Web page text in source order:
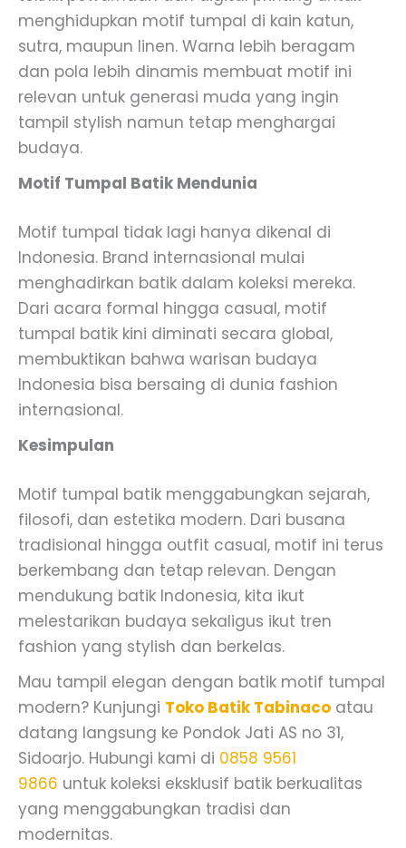
menghidupkan motif tumpal di kain katun,
sutra, maupun linen. Warna lebih beragam
dan pola lebih dinamis membuat motif ini
relevan untuk generasi muda yang ingin
tampil stylish namun tetap menghargai
budaya.
Motif Tumpal Batik Mendunia
Motif tumpal tidak lagi hanya dikenal di
Indonesia. Brand internasional mulai
menghadirkan batik dalam koleksi mereka.
Dari acara formal hingga casual, motif
tumpal batik kini diminati secara global,
membuktikan bahwa warisan budaya
Indonesia bisa bersaing di dunia fashion
internasional.
Kesimpulan
Motif tumpal batik menggabungkan sejarah,
filosofi, dan estetika modern. Dari busana
tradisional hingga outfit casual, motif ini terus
berkembang dan tetap relevan. Dengan
mendukung batik Indonesia, kita ikut
melestarikan budaya sekaligus ikut tren
fashion yang stylish dan berkelas.
Mau tampil elegan dengan batik motif tumpal
modern? Kunjungi Toko Batik Tabinaco atau
datang langsung ke Pondok Jati AS no 31,
Sidoarjo. Hubungi kami di 0858 9561
9866 untuk koleksi eksklusif batik berkualitas
yang menggabungkan tradisi dan
modernitas.